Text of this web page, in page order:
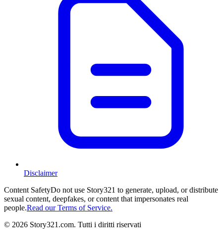
Disclaimer
Content SafetyDo not use Story321 to generate, upload, or distribute
sexual content, deepfakes, or content that impersonates real
people.Read our Terms of Service.
© 2026 Story321.com. Tutti i diritti riservati